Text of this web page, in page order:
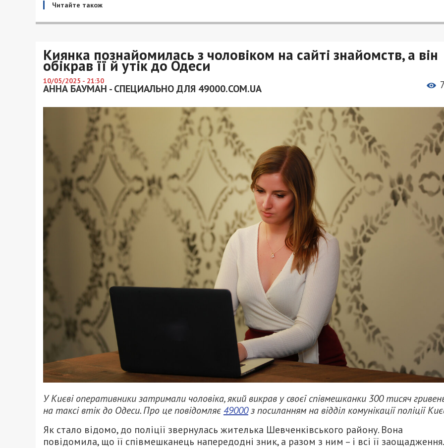
Читайте також
Киянка познайомилась з чоловіком на сайті знайомств, а він
обікрав її й утік до Одеси
10/05/2025 - 21:30
АННА БАУМАН - СПЕЦИАЛЬНО ДЛЯ 49000.COM.UA
У Києві оперативники затримали чоловіка, який викрав у своєї співмешканки 300 тисяч
на таксі втік до Одеси. Про це повідомляє49000з посиланням на відділ комунікації поліції
Як стало відомо, до поліції звернулась жителька Шевченківського району. Вона
повідомила, що її співмешканець напередодні зник, а разом з ним – і всі її заощадження.